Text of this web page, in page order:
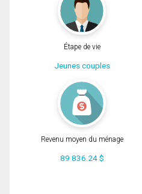
Étape de vie
Jeunes couples
Revenu moyen du ménage
89 836.24 $